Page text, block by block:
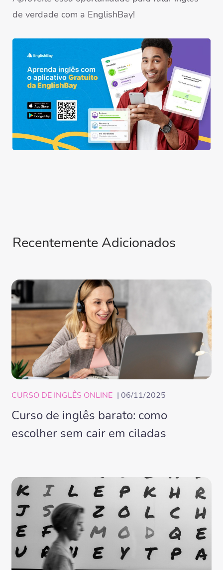
de verdade com a EnglishBay!
Recentemente Adicionados
CURSO DE INGLÊS ONLINE | 06/11/2025
Curso de inglês barato: como
escolher sem cair em ciladas